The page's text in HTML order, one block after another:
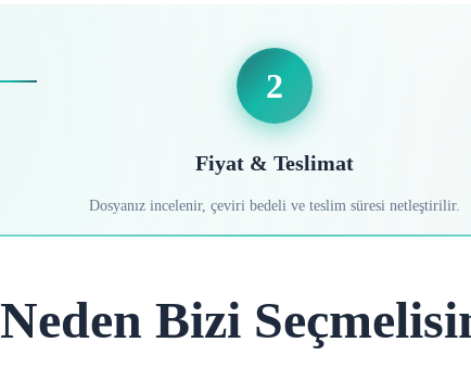
2
Fiyat & Teslimat
Dosyanız incelenir, çeviri bedeli ve teslim süresi netleştirilir.
Neden Bizi